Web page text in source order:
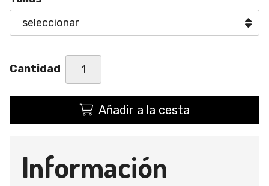
Cantidad
Añadir a la cesta
Información